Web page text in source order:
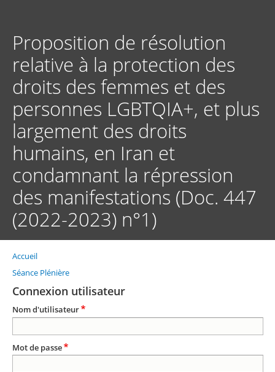
principal
Proposition de résolution
relative à la protection des
droits des femmes et des
personnes LGBTQIA+, et plus
largement des droits
humains, en Iran et
condamnant la répression
des manifestations (Doc. 447
(2022-2023) n°1)
Fil
d'Ariane
Accueil
Séance Plénière
Connexion utilisateur
Nom d'utilisateur
Mot de passe